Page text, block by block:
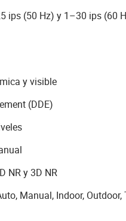
ips (50 Hz) y 1–30 ips (60
y visible
(DDE)
NR y 3D NR
Manual, Indoor, Outdoor,